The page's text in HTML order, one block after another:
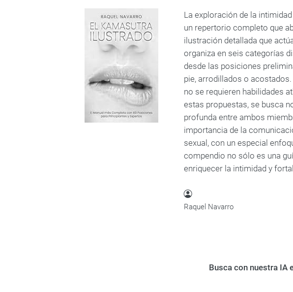
La exploración de la
un repertorio completo que
ilustración detallada que
organiza en seis categorías
desde las posiciones
pie, arrodillados o
no se requieren habilidades
estas propuestas, se busca
profunda entre ambos
importancia de la
sexual, con un especial
compendio no sólo es una
enriquecer la intimidad y
Raquel Navarro
Busca con nuestra IA